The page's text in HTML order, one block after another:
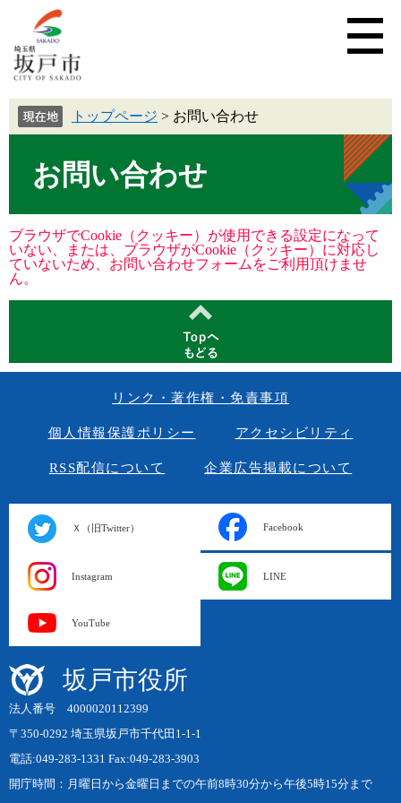
トップページ > お問い合わせ
お問い合わせ
ブラウザでCookie（クッキー）が使用できる設定になって
いない、または、ブラウザがCookie（クッキー）に対応し
ていないため、お問い合わせフォームをご利用頂けませ
ん。
リンク・著作権・免責事項
個人情報保護ポリシー アクセシビリティ
RSS配信について 企業広告掲載について
Ｘ（旧Twitter） Facebook
Instagram LINE
YouTube
坂戸市役所
法人番号 4000020112399
〒350-0292 埼玉県坂戸市千代田1-1-1
電話:049-283-1331 Fax:049-283-3903
開庁時間：月曜日から金曜日までの午前8時30分から午後5時15分まで